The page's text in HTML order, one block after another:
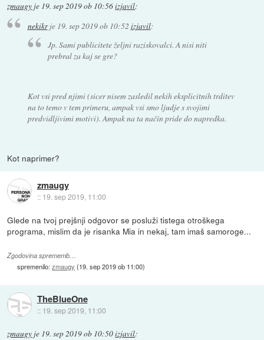
zmaugy je 19. sep 2019 ob 10:56izjavil:
nekikrje 19. sep 2019 ob 10:52 izjavil:
Jp. Sami publicitete željni raziskovalci. A nisi niti
prebral za kaj se gre?
Kot vsi pred njimi (sicer nisem zasledil nekih eksplicitnih trditev
na to temo v tem primeru, ampak vsi smo ljudje s svojimi
predvidljivimi motivi). Ampak na ta način pride do napredka.
Kot naprimer?
zmaugy
:: 19. sep 2019, 11:00
Glede na tvoj prejšnji odgovor se posluži tistega otroškega
programa, mislim da je risanka Mia in nekaj, tam imaš samoroge...
Zgodovina sprememb…
spremenilo:zmaugy (19. sep 2019 ob 11:00)
TheBlueOne
:: 19. sep 2019, 11:00
zmaugy je 19. sep 2019 ob 10:50izjavil: